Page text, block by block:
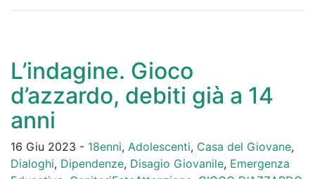
L’indagine. Gioco
d’azzardo, debiti già a 14
anni
16 Giu 2023 - 18enni, Adolescenti, Casa del Giovane,
Dialoghi, Dipendenze, Disagio Giovanile, Emergenza